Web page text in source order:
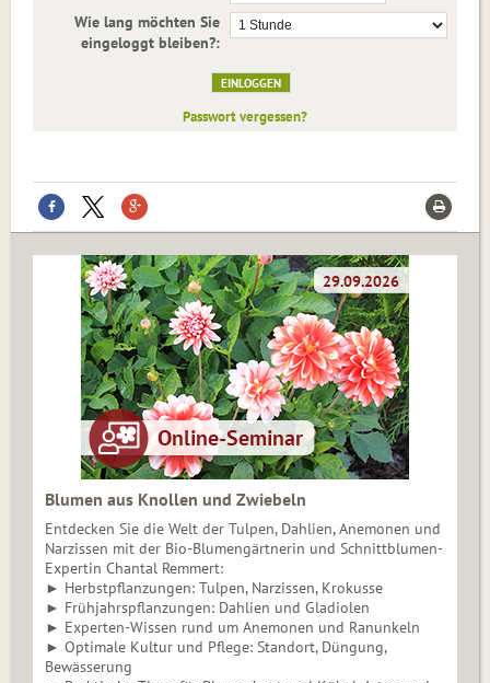
Wie lang möchten Sie
eingeloggt bleiben?:
Passwort vergessen?
Blumen aus Knollen und Zwiebeln
Entdecken Sie die Welt der Tulpen, Dahlien, Anemonen und
Narzissen mit der Bio-Blumengärtnerin und Schnittblumen-
Expertin Chantal Remmert:
► Herbstpflanzungen: Tulpen, Narzissen, Krokusse
► Frühjahrspflanzungen: Dahlien und Gladiolen
► Experten-Wissen rund um Anemonen und Ranunkeln
► Optimale Kultur und Pflege: Standort, Düngung,
Bewässerung